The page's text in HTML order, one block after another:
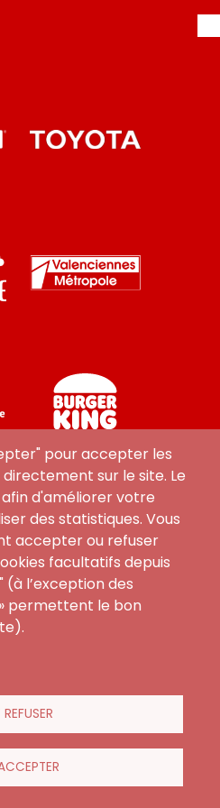
pour accepter les
sur le site. Le
d'améliorer votre
des statistiques. Vous
accepter ou refuser
facultatifs depuis
l’exception des
permettent le bon
CGA